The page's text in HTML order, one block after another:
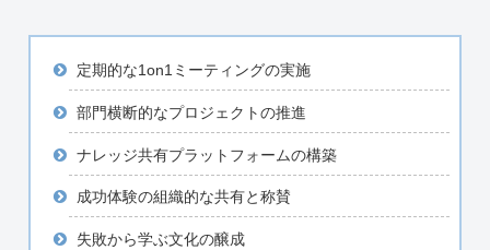
定期的な1on1ミーティングの実施
部門横断的なプロジェクトの推進
ナレッジ共有プラットフォームの構築
成功体験の組織的な共有と称賛
失敗から学ぶ文化の醸成